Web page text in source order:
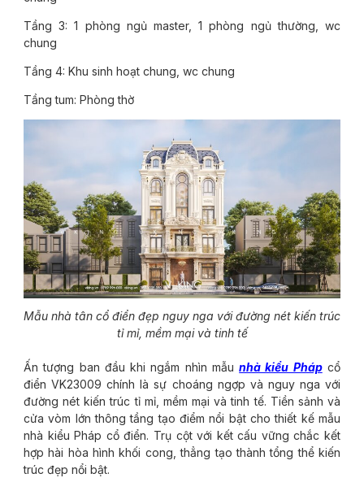
Tầng 3: 1 phòng ngủ master, 1 phòng ngủ thường, wc
chung
Tầng 4: Khu sinh hoạt chung, wc chung
Tầng tum: Phòng thờ
Mẫu nhà tân cổ điển đẹp nguy nga với đường nét kiến trúc
tỉ mỉ, mềm mại và tinh tế
Ấn tượng ban đầu khi ngắm nhìn mẫunhà kiểu Phápcổ
điển VK23009 chính là sự choáng ngợp và nguy nga với
đường nét kiến trúc tỉ mỉ, mềm mại và tinh tế. Tiền sảnh và
cửa vòm lớn thông tầng tạo điểm nổi bật cho thiết kế mẫu
nhà kiểu Pháp cổ điển. Trụ cột với kết cấu vững chắc kết
hợp hài hòa hình khối cong, thẳng tạo thành tổng thể kiến
trúc đẹp nổi bật.